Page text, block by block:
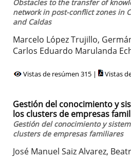
Obstacles to the transfer of
network in post-conflict zones in
and Caldas
Marcelo López Trujillo,
Carlos Eduardo Marulanda
Vistas de resúmen 315 | Vistas
Gestión del conocimiento y
los clusters de empresas
Gestión del conocimiento y
clusters de empresas familiares
José Manuel Saiz Alvarez,